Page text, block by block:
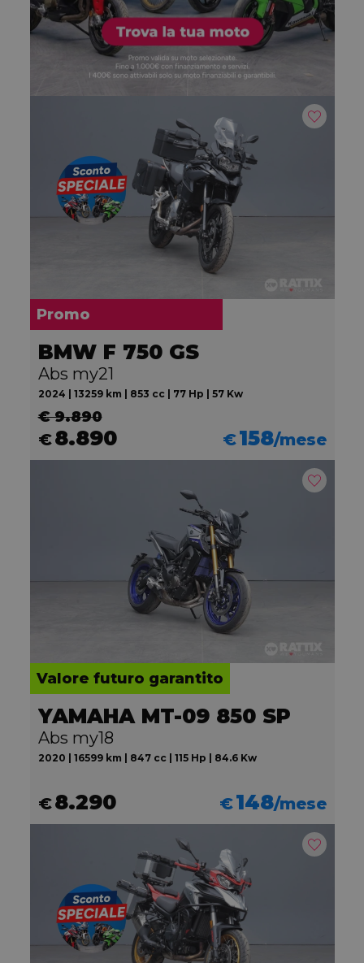
Promo
BMW F 750 GS
Abs my21
2024 | 13259 km | 853 cc | 77 Hp | 57 Kw
€ 9.890
€8.890 €158/mese
Valore futuro garantito
YAMAHA MT-09 850 SP
Abs my18
2020 | 16599 km | 847 cc | 115 Hp | 84.6 Kw
€8.290 €148/mese